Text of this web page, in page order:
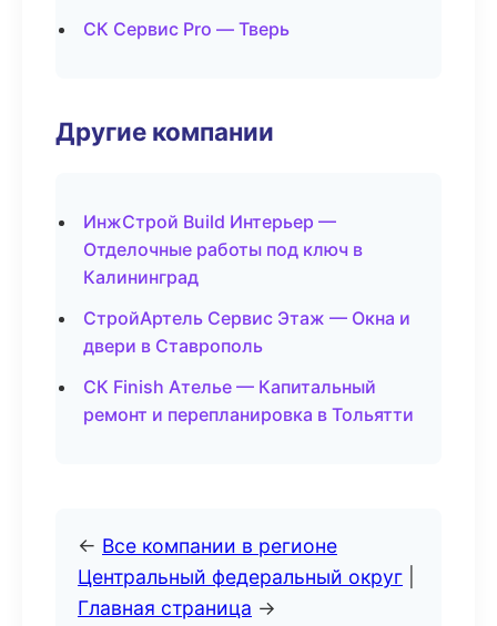
СК Сервис Pro — Тверь
Другие компании
ИнжСтрой Build Интерьер —
Отделочные работы под ключ в
Калининград
СтройАртель Сервис Этаж — Окна и
двери в Ставрополь
СК Finish Ателье — Капитальный
ремонт и перепланировка в Тольятти
← Все компании в регионе
Центральный федеральный округ
Главная страница →